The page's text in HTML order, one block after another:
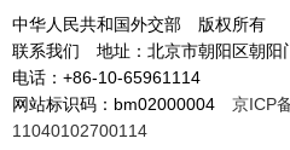
中华人民共和国外交部 版权所有
联系我们 地址：北京市朝阳区朝
电话：+86-10-65961114
网站标识码：bm02000004 京ICP
11040102700114